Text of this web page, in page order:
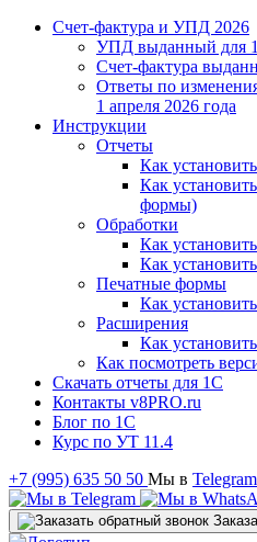
Счет-фактура и УПД 2026
УПД выданный для
Счет-фактура
Ответы по
1 апреля 2026 года
Инструкции
Отчеты
Как
Как
формы)
Обработки
Как
Как
Печатные формы
Как
Расширения
Как
Как посмотреть
Скачать отчеты для 1С
Контакты v8PRO.ru
Блог по 1С
Курс по УТ 11.4
+7 (995) 635 50 50 Мы в Telegram